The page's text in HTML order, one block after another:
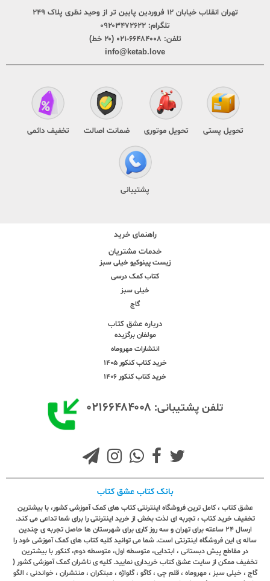
تهران انقلاب خیابان ۱۲ فروردین پایین تر از وحید نظری پلاک ۲۴۹
تلگرام: ۰۹۲۰۳۴۷۲۶۲۲
تلفن: ۶۶۴۸۴۰۰۸-۰۲۱ (۲۰ خط)
info@ketab.love
تحویل پستی تحویل موتوری ضمانت اصالت تخفیف دائمی
پشتیبانی
راهنمای خرید
خدمات مشتریان
زیست پینوکیو خیلی سبز
کتاب کمک درسی
خیلی سبز
گاج
درباره عشق کتاب
مولفان برگزیده
انتشارات مهروماه
خرید کتاب کنکور 1405
خرید کتاب کنکور 1406
تلفن پشتیبانی: ۰۲۱۶۶۴۸۴۰۰۸
بانک کتاب عشق کتاب
عشق کتاب ، کامل ترین فروشگاه اینترنتی کتاب های کمک آموزشی کشور، با بیشترین
تخفیف خرید کتاب ، تجربه ای لذت بخش از خرید اینترنتی را برای شما تداعی می کند.
ارسال ٢٤ ساعته برای تهران و سه روز کاری برای شهرستان ها حاصل تجربه ی چندین
ساله ی این فروشگاه اینترنتی است. شما می توانید کلیه کتاب های کمک آموزشی خود را
در مقاطع پیش دبستانی ، ابتدایی، متوسطه اول، متوسطه دوم، کنکور با بیشترین
تخفیف ممکن از سایت عشق کتاب خریداری نمایید. کلیه ی ناشران کمک آموزشی کشور (
گاج ، خیلی سبز ، مهروماه ، قلم چی ، کاگو ، گلواژه ، مبتکران ، منتشران ، خواندنی ، الگو